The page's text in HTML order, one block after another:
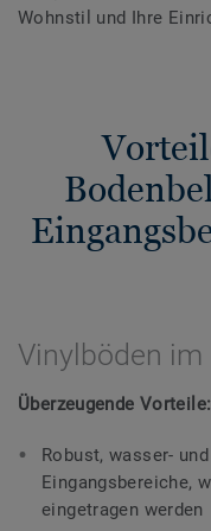
Wohnstil und Ihre
Vinylböden im
Überzeugende Vorteile:
Robust, wasser-
Eingangsbereiche,
eingetragen werden